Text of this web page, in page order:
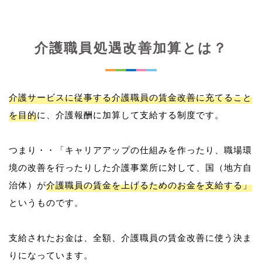
介護職員処遇改善加算とは？
介護サービスに従事する介護職員の賃金改善に充てること
を目的に、介護報酬に加算して支給する制度です。
つまり・・「キャリアアップの仕組みを作ったり、職場環
境の改善を行ったりした介護事業所に対して、国（地方自
治体）が介護職員の賃金を上げるためのお金を支給する」
というものです。
支給されたお金は、全額、介護職員の賃金改善に使う決ま
りになっています。